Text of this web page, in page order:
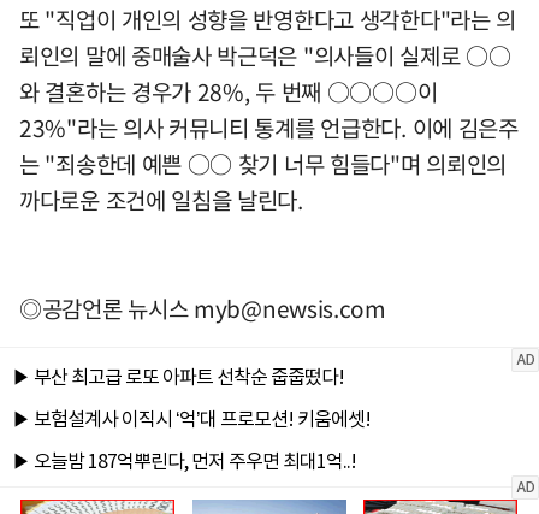
또 "직업이 개인의 성향을 반영한다고 생각한다"라는 의
뢰인의 말에 중매술사 박근덕은 "의사들이 실제로 ○○
와 결혼하는 경우가 28%, 두 번째 ○○○○이
23%"라는 의사 커뮤니티 통계를 언급한다. 이에 김은주
는 "죄송한데 예쁜 ○○ 찾기 너무 힘들다"며 의뢰인의
까다로운 조건에 일침을 날린다.
◎공감언론 뉴시스myb@newsis.com